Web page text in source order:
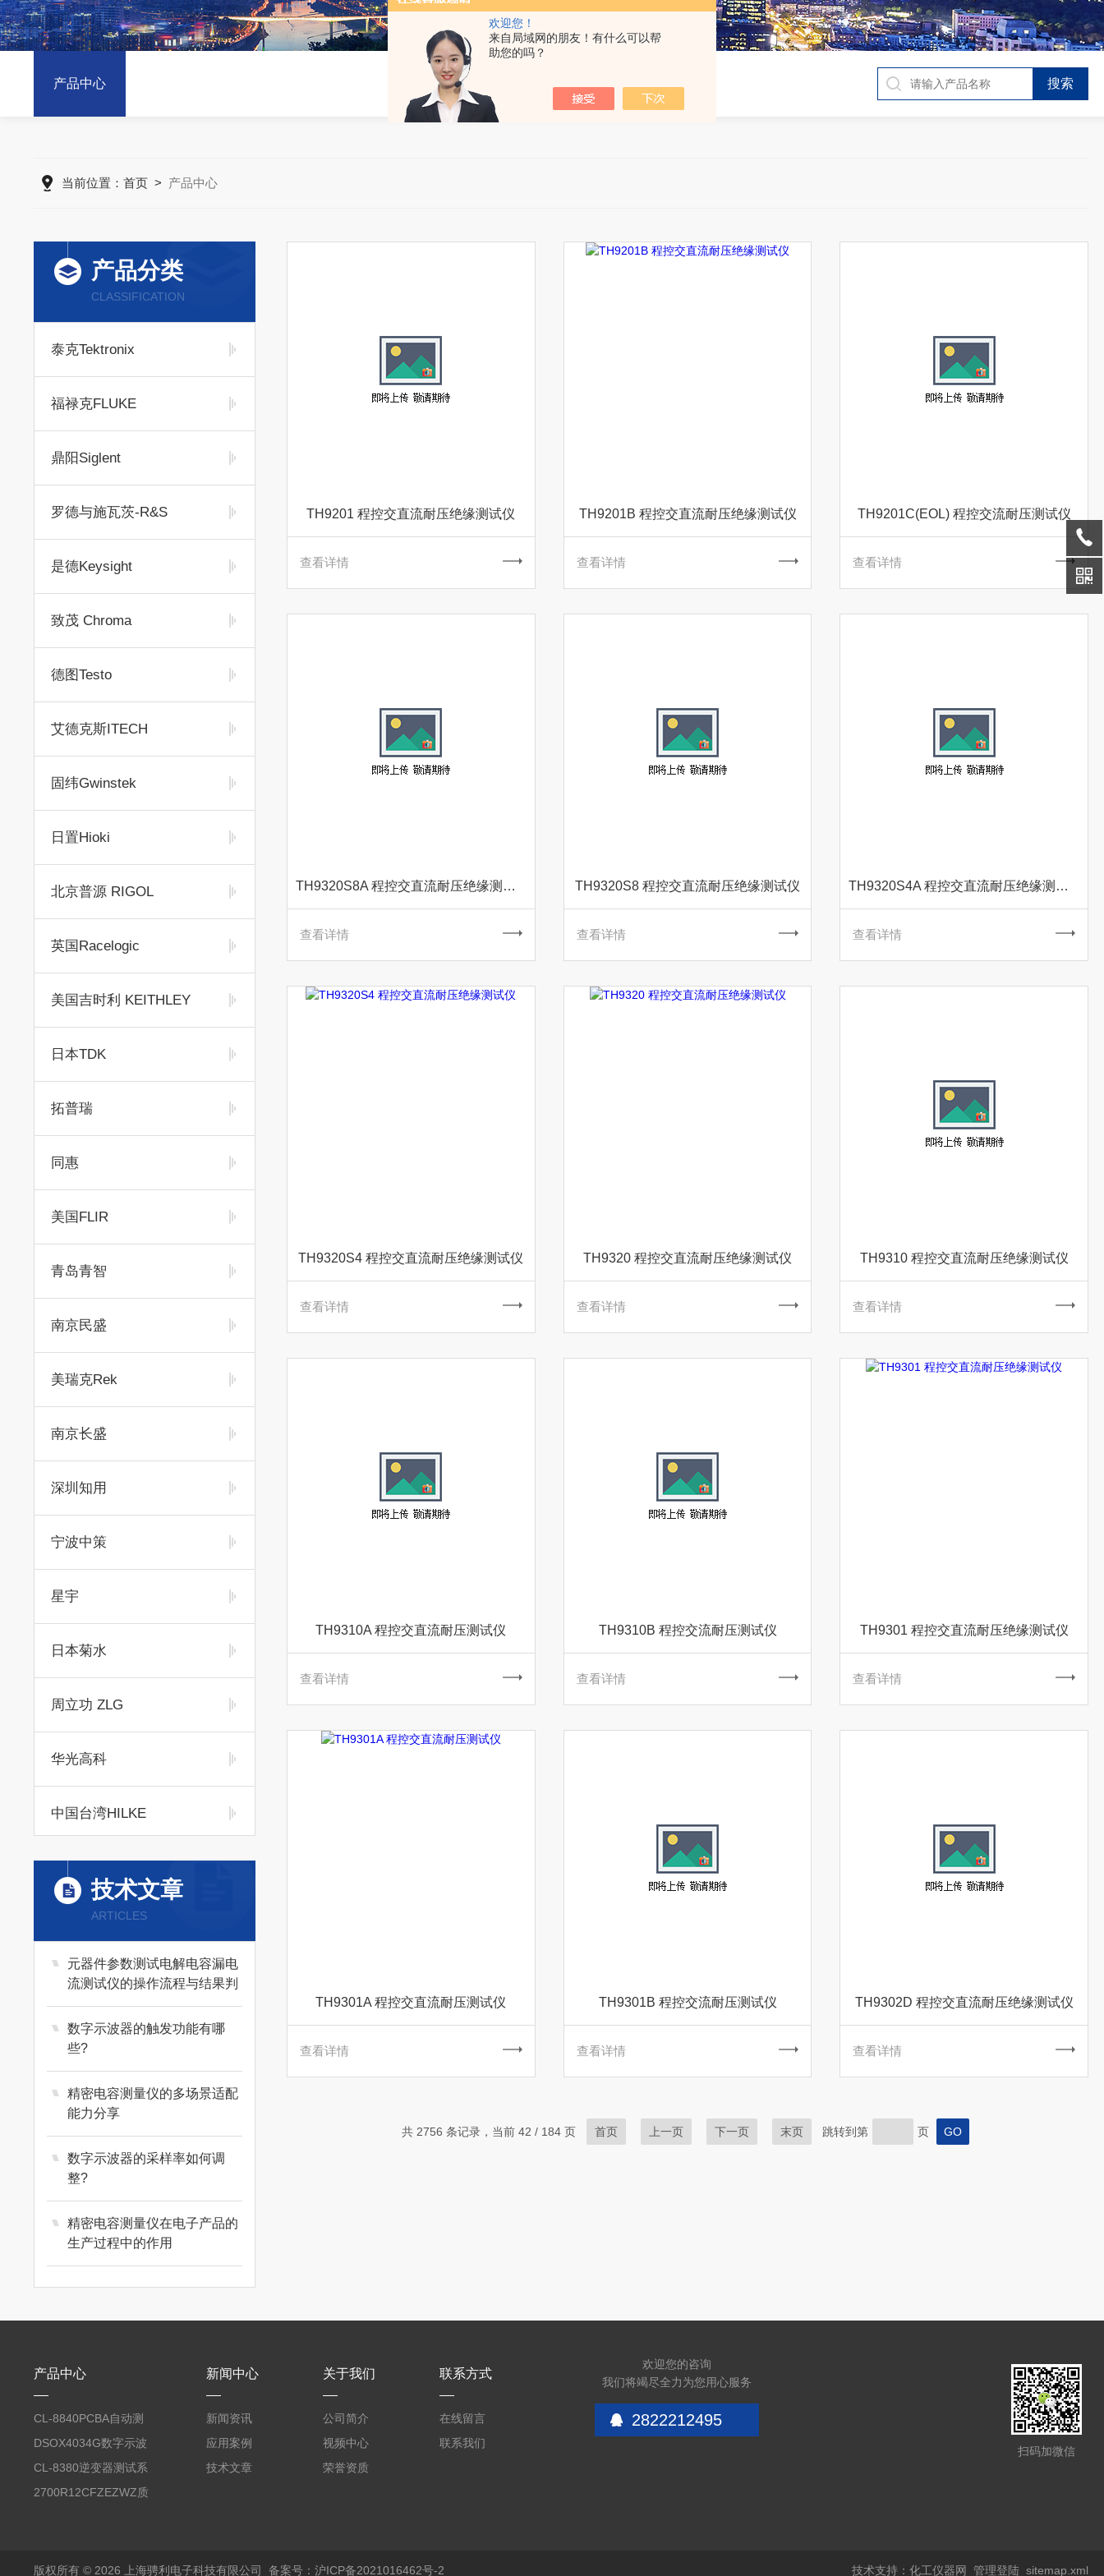
欢迎您！
来自局域网的朋友！有什么可以帮
助您的吗？
产品中心
当前位置： 首页> 产品中心
产品分类
CLASSIFICATION
泰克Tektronix
福禄克FLUKE
鼎阳Siglent
罗德与施瓦茨-R&S
是德Keysight
致茂 Chroma
德图Testo
艾德克斯ITECH
固纬Gwinstek
日置Hioki
北京普源 RIGOL
英国Racelogic
美国吉时利 KEITHLEY
日本TDK
拓普瑞
同惠
美国FLIR
青岛青智
南京民盛
美瑞克Rek
南京长盛
深圳知用
宁波中策
星宇
日本菊水
周立功 ZLG
华光高科
中国台湾HILKE
施耐德
德国 TESTEC
艾默生
远方
华仪EEC
热销产品
台式数字多用表
网络摄像机工程宝IPC-3500 模拟网络测试 同轴TVI CVI AHD SDI
技术文章
ARTICLES
元器件参数测试电解电容漏电
流测试仪的操作流程与结果判
定
数字示波器的触发功能有哪
些?
精密电容测量仪的多场景适配
能力分享
数字示波器的采样率如何调
整?
精密电容测量仪在电子产品的
生产过程中的作用
TH9201 程控交直流耐压绝缘测试仪
查看详情
TH9201B 程控交直流耐压绝缘测试仪
查看详情
TH9201C(EOL) 程控交流耐压测试仪
查看详情
TH9320S8A 程控交直流耐压绝缘测试仪
查看详情
TH9320S8 程控交直流耐压绝缘测试仪
查看详情
TH9320S4A 程控交直流耐压绝缘测试仪
查看详情
TH9320S4 程控交直流耐压绝缘测试仪
查看详情
TH9320 程控交直流耐压绝缘测试仪
查看详情
TH9310 程控交直流耐压绝缘测试仪
查看详情
TH9310A 程控交直流耐压测试仪
查看详情
TH9310B 程控交流耐压测试仪
查看详情
TH9301 程控交直流耐压绝缘测试仪
查看详情
TH9301A 程控交直流耐压测试仪
查看详情
TH9301B 程控交流耐压测试仪
查看详情
TH9302D 程控交直流耐压绝缘测试仪
查看详情
共 2756 条记录，当前 42 / 184 页 首页 上一页 下一页 末页 跳转到第 页
产品中心
CL-8840PCBA自动测
试台系统
DSOX4034G数字示波
器
CL-8380逆变器测试系
统台
2700R12CFZEZWZ质
新闻中心
新闻资讯
应用案例
技术文章
关于我们
公司简介
视频中心
荣誉资质
联系方式
在线留言
联系我们
欢迎您的咨询
我们将竭尽全力为您用心服务
2822212495
扫码加微信
版权所有 © 2026 上海骋利电子科技有限公司 备案号：沪ICP备2021016462号-2 技术支持：化工仪器网 管理登陆 sitemap.xml